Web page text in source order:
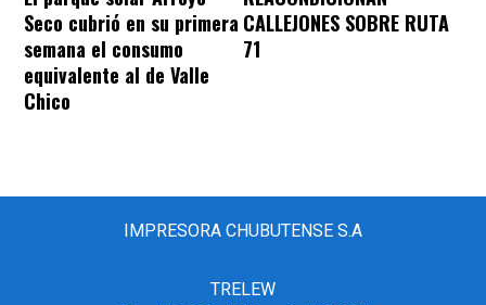
Seco cubrió en su primera
semana el consumo
equivalente al de Valle
Chico
CALLEJONES SOBRE RUTA
71
IMPRESORA CHUBUTENSE S.A
TRELEW